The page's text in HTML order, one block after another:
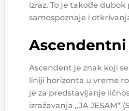
izraz. To je takođe dubok
samospoznaje i
Ascendent je znak koji
liniji horizonta u vreme
je za predstavljanje
izražavanja „JA JESAM“